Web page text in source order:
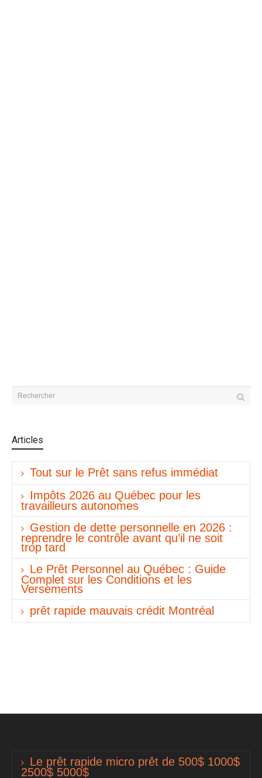
Articles
Tout sur le Prêt sans refus immédiat
Impôts 2026 au Québec pour les
travailleurs autonomes
Gestion de dette personnelle en 2026 :
reprendre le contrôle avant qu’il ne soit
trop tard
Le Prêt Personnel au Québec : Guide
Complet sur les Conditions et les
Versements
prêt rapide mauvais crédit Montréal
Le prêt rapide micro prêt de 500$ 1000$
2500$ 5000$